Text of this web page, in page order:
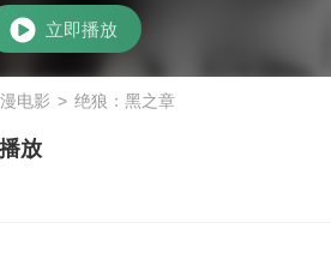
立即播放
电影 > 绝狼：黑之章
放